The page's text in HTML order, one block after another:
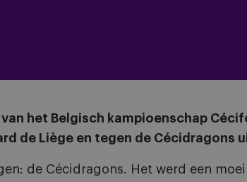
het Belgisch kampioenschap
de Liège en tegen de Cécidragons
de Cécidragons. Het werd een